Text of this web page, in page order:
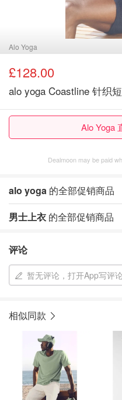
Alo Yoga
£128.00
alo yoga Coastline 针织
Alo Yoga
Dealmoon may be paid
alo yoga 的全部促销商品
男士上衣 的全部促销商品
评论
暂无评论，打开App写评论
相似同款